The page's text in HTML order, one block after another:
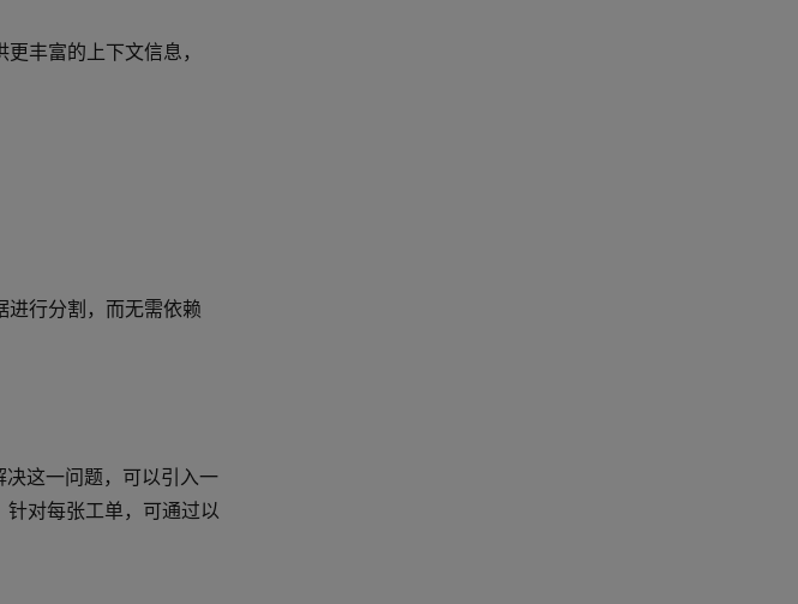
丰富的上下文信息，
行分割，而无需依赖
这一问题，可以引入一
对每张工单，可通过以